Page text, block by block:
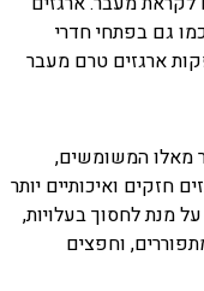
גם בפתחי חדרי
ארגזים טרם מעבר
מאלו המשומשים,
חזקים ואיכותיים יותר
מנת לחסוך בעלויות,
וחפצים